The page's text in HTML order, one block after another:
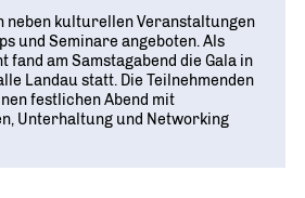
neben kulturellen Veranstaltungen
und Seminare angeboten. Als
fand am Samstagabend die Gala in
Landau statt. Die Teilnehmenden
festlichen Abend mit
Unterhaltung und Networking